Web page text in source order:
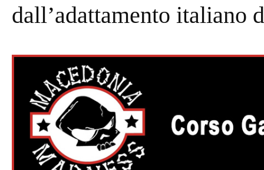
dall’adattamento italiano